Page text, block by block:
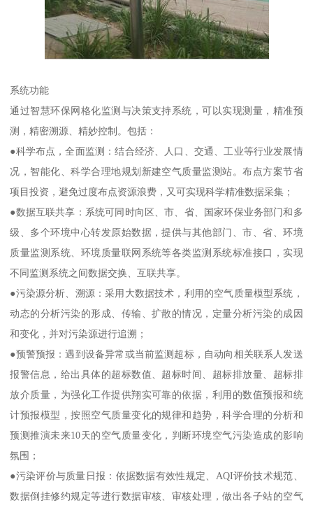
系统功能
通过智慧环保网格化监测与决策支持系统，可以实现测量，精准预
测，精密溯源、精妙控制。包括：
●科学布点，全面监测：结合经济、人口、交通、工业等行业发展情
况，智能化、科学合理地规划新建空气质量监测站。布点方案节省
项目投资，避免过度布点资源浪费，又可实现科学精准数据采集；
●数据互联共享：系统可同时向区、市、省、国家环保业务部门和多
级、多个环境中心转发原始数据，提供与其他部门、市、省、环境
质量监测系统、环境质量联网系统等各类监测系统标准接口，实现
不同监测系统之间数据交换、互联共享。
●污染源分析、溯源：采用大数据技术，利用的空气质量模型系统，
动态的分析污染的形成、传输、扩散的情况，定量分析污染的成因
和变化，并对污染源进行追溯；
●预警预报：遇到设备异常或当前监测超标，自动向相关联系人发送
报警信息，给出具体的超标数值、超标时间、超标排放量、超标排
放介质量，为强化工作提供翔实可靠的依据，利用的数值预报和统
计预报模型，按照空气质量变化的规律和趋势，科学合理的分析和
预测推演未来10天的空气质量变化，判断环境空气污染造成的影响
氛围；
●污染评价与质量日报：依据数据有效性规定、AQI评价技术规范、
数据倒挂修约规定等进行数据审核、审核处理，做出各子站的空气